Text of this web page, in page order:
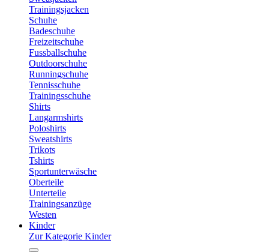
Trainingsjacken
Schuhe
Badeschuhe
Freizeitschuhe
Fussballschuhe
Outdoorschuhe
Runningschuhe
Tennisschuhe
Trainingsschuhe
Shirts
Langarmshirts
Poloshirts
Sweatshirts
Trikots
Tshirts
Sportunterwäsche
Oberteile
Unterteile
Trainingsanzüge
Westen
Kinder
Zur Kategorie Kinder